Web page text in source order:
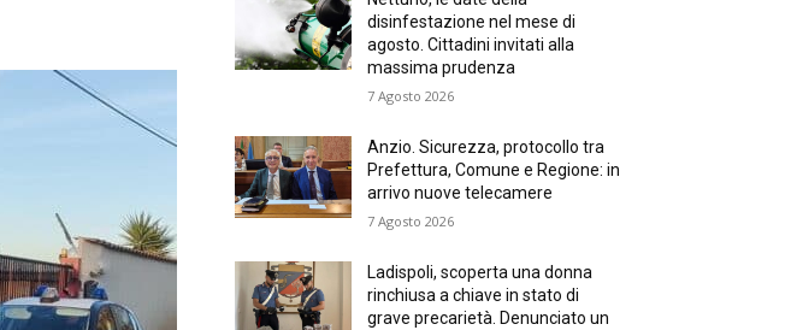
disinfestazione nel mese di
agosto. Cittadini invitati alla
massima prudenza
7 Agosto 2026
Anzio. Sicurezza, protocollo tra
Prefettura, Comune e Regione: in
arrivo nuove telecamere
7 Agosto 2026
Ladispoli, scoperta una donna
rinchiusa a chiave in stato di
grave precarietà. Denunciato un